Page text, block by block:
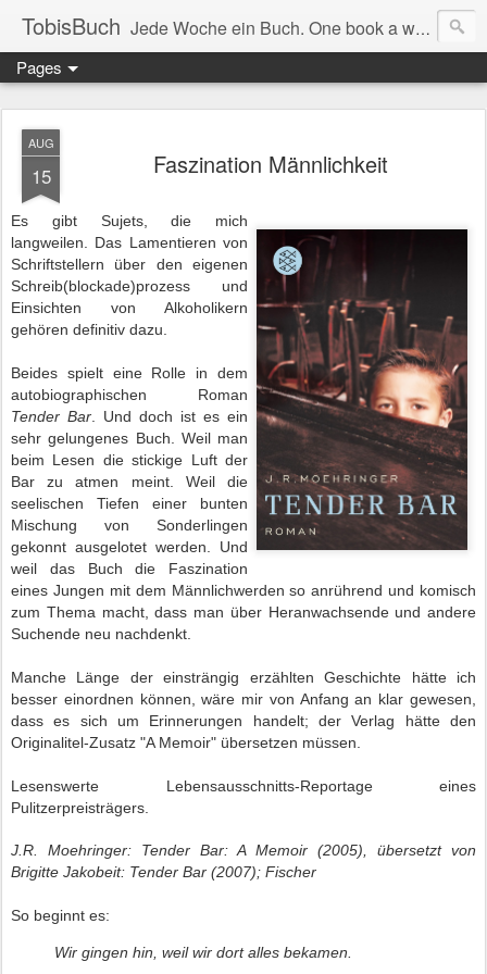
TobisBuch Jede Woche ein Buch. One book a week.
Pages
AUG
15 Faszination Männlichkeit
Es gibt Sujets, die mich
langweilen. Das Lamentieren von
Schriftstellern über den eigenen
Schreib(blockade)prozess und
Einsichten von Alkoholikern
gehören definitiv dazu.
Beides spielt eine Rolle in dem
autobiographischen Roman
Tender Bar . Und doch ist es ein
sehr gelungenes Buch. Weil man
beim Lesen die stickige Luft der
Bar zu atmen meint. Weil die
seelischen Tiefen einer bunten
Mischung von Sonderlingen
gekonnt ausgelotet werden. Und
weil das Buch die Faszination
eines Jungen mit dem Männlichwerden so anrührend und komisch
zum Thema macht, dass man über Heranwachsende und andere
Suchende neu nachdenkt.
Manche Länge der einsträngig erzählten Geschichte hätte ich
besser einordnen können, wäre mir von Anfang an klar gewesen,
dass es sich um Erinnerungen handelt; der Verlag hätte den
Originalitel-Zusatz "A Memoir" übersetzen müssen.
Lesenswerte Lebensausschnitts-Reportage eines
Pulitzerpreisträgers.
J.R. Moehringer: Tender Bar: A Memoir (2005), übersetzt von
Brigitte Jakobeit: Tender Bar (2007); Fischer
So beginnt es:
Wir gingen hin, weil wir dort alles bekamen.